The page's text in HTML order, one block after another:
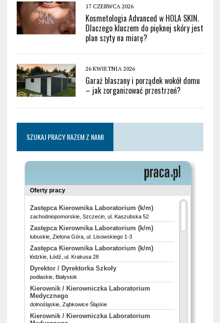
17 CZERWCA 2026
Kosmetologia Advanced w HOLA SKIN.
Dlaczego kluczem do pięknej skóry jest
plan szyty na miarę?
26 KWIETNIA 2026
Garaż blaszany i porządek wokół domu
– jak zorganizować przestrzeń?
SZUKAJ PRACY RAZEM Z NAMI